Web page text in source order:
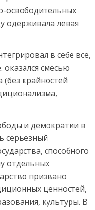
освободительных
одерживала левая
в себе все,
оказался смесью
крайностей
и демократии в
серьезный
способного
отдельных
призвано
ценностей,
культуры. В